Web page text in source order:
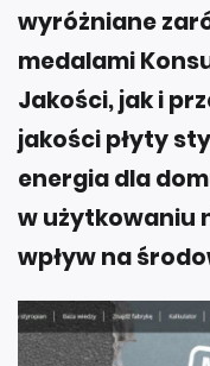
wyróżniane
medalami
Jakości, jak i
jakości płyty
energia dla
w użytkowaniu
wpływ na